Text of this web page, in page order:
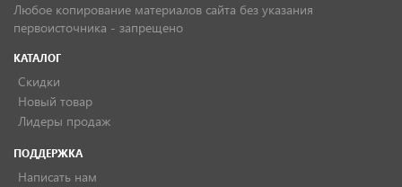
Любое копирование материалов сайта без указания
первоисточника - запрещено
КАТАЛОГ
Скидки
Новый товар
Лидеры продаж
ПОДДЕРЖКА
Написать нам